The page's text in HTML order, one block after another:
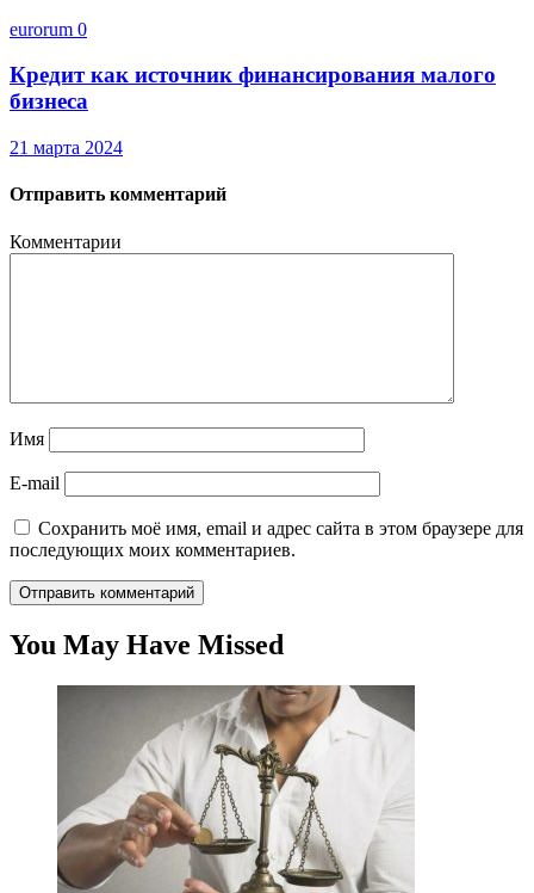
eurorum 0
Кредит как источник финансирования малого
бизнеса
21 марта 2024
Отправить комментарий
Комментарии
Имя
E-mail
Сохранить моё имя, email и адрес сайта в этом браузере для
последующих моих комментариев.
You May Have Missed